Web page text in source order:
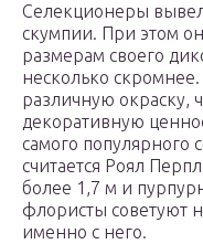
Селекционеры
скумпии. При этом
размерам своего
несколько
различную окраску,
декоративную
самого популярного
считается Роял
более 1,7 м и
флористы советуют
именно с него.